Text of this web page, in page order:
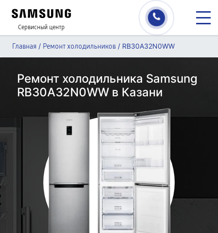
Сервисный центр
Главная / Ремонт холодильников / RB30A32N0WW
Ремонт холодильника Samsung
RB30A32N0WW в Казани